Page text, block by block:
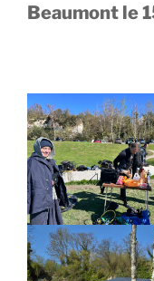
n
Beaumont le